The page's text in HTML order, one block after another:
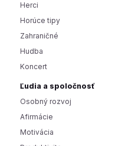
Herci
Horúce tipy
Zahraničné
Hudba
Koncert
Ľudia a spoločnosť
Osobný rozvoj
Afirmácie
Motivácia